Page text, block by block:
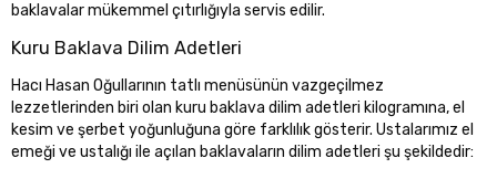
baklavalar mükemmel çıtırlığıyla servis edilir.
Kuru Baklava Dilim Adetleri
Hacı Hasan Oğullarının tatlı menüsünün vazgeçilmez
lezzetlerinden biri olan kuru baklava dilim adetleri kilogramına, el
kesim ve şerbet yoğunluğuna göre farklılık gösterir. Ustalarımız el
emeği ve ustalığı ile açılan baklavaların dilim adetleri şu şekildedir: